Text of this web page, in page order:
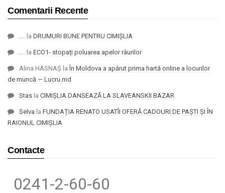
Comentarii Recente
la DRUMURI BUNE PENTRU CIMIȘLIA
la ECO1- stopați poluarea apelor râurilor
Alina HASNAȘ la În Moldova a apărut prima hartă online a locurilor
de muncă — Lucru.md
Stas la CIMIȘLIA DANSEAZĂ LA SLAVEANSKII BAZAR
Selva la FUNDAȚIA RENATO USATÎI OFERĂ CADOURI DE PAȘTI ȘI ÎN
RAIONUL CIMIȘLIA
Contacte
0241-2-60-60